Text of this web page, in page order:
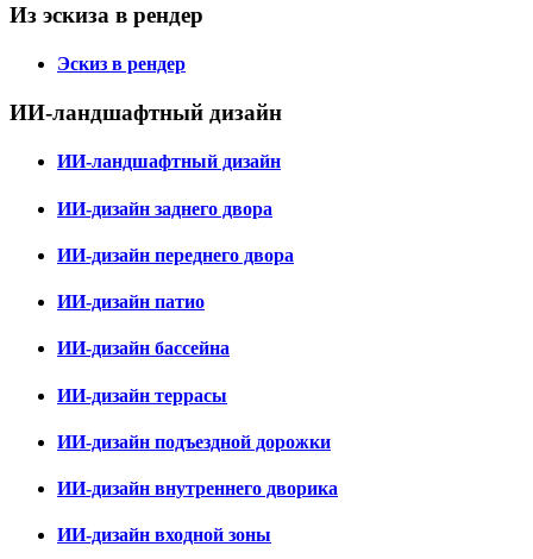
Из эскиза в рендер
Эскиз в рендер
ИИ-ландшафтный дизайн
ИИ-ландшафтный дизайн
ИИ-дизайн заднего двора
ИИ-дизайн переднего двора
ИИ-дизайн патио
ИИ-дизайн бассейна
ИИ-дизайн террасы
ИИ-дизайн подъездной дорожки
ИИ-дизайн внутреннего дворика
ИИ-дизайн входной зоны